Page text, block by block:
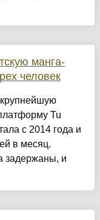
манга-
человек
Tu
с 2014 года и
в месяц.
задержаны, и